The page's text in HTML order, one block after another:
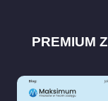
PREMIUM